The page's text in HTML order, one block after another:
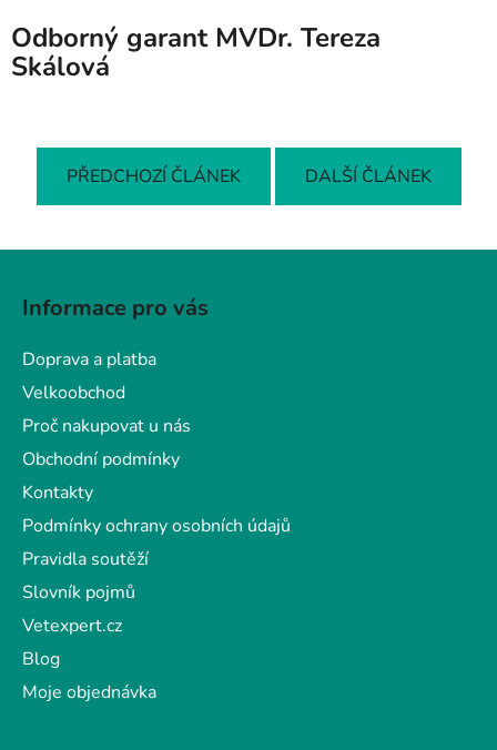
Odborný garant MVDr. Tereza
Skálová
PŘEDCHOZÍ ČLÁNEK DALŠÍ ČLÁNEK
Informace pro vás
Doprava a platba
Velkoobchod
Proč nakupovat u nás
Obchodní podmínky
Kontakty
Podmínky ochrany osobních údajů
Pravidla soutěží
Slovník pojmů
Vetexpert.cz
Blog
Moje objednávka